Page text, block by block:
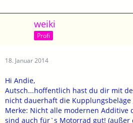
weiki
Profi
18. Januar 2014
Hi Andie,
Autsch...hoffentlich hast du dir mit
nicht dauerhaft die Kupplungsbeläge
Merke: Nicht alle modernen Additive
sind auch für`s Motorrad gut! (außer